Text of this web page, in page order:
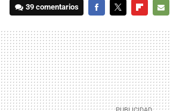
39 comentarios
MAIL